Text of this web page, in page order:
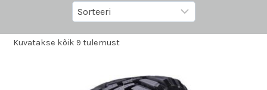
Kuvatakse kõik 9 tulemust